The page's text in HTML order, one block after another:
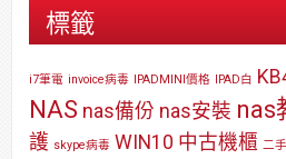
標籤
i7筆電 invoice病毒 IPADMINI價格 IPAD白
NAS nas備份 nas安裝 nas
護 skype病毒 WIN10 中古機櫃 二